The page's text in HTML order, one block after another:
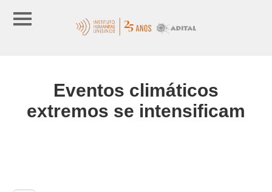
Eventos climáticos
extremos se intensificam